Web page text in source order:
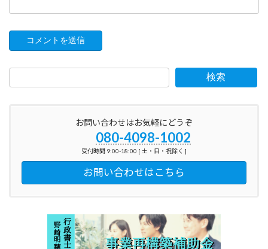
検索
お問い合わせはお気軽にどうぞ
080-4098-1002
受付時間 9:00-18:00 [ 土・日・祝除く ]
お問い合わせはこちら